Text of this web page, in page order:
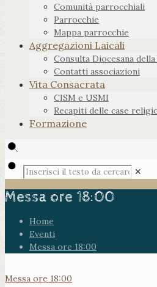
Comunità parrocchiali
Parrocchie
Mappa parrocchie
Aggregazioni Laicali
Consulta Diocesana
Contatti associazioni
Vita Consacrata
CISM e USMI
Recapiti delle case
Formazione
✕
Messa ore 18:00
Home
Eventi
Messa ore 18:00
Messa ore 18:00